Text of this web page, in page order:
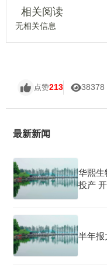
相关阅读
无相关信息
点赞213 38378
最新新闻
华熙生
投产
半年报